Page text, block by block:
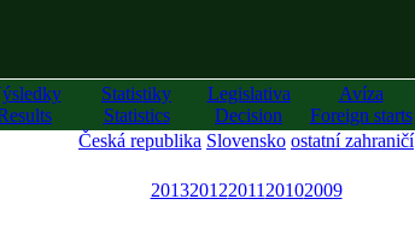
Statistiky
Statistics
Legislativa
Decision
Avíza
Foreign starts
Česká republika Slovensko ostatní zahraničí
201320122011 20102009